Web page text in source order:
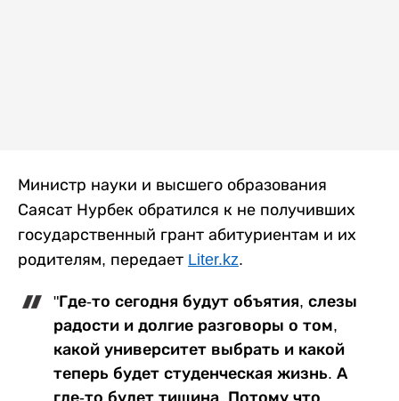
Министр науки и высшего образования
Саясат Нурбек обратился к не получивших
государственный грант абитуриентам и их
родителям, передает Liter.kz.
"Где-то сегодня будут объятия, слезы
радости и долгие разговоры о том,
какой университет выбрать и какой
теперь будет студенческая жизнь. А
где-то будет тишина. Потому что